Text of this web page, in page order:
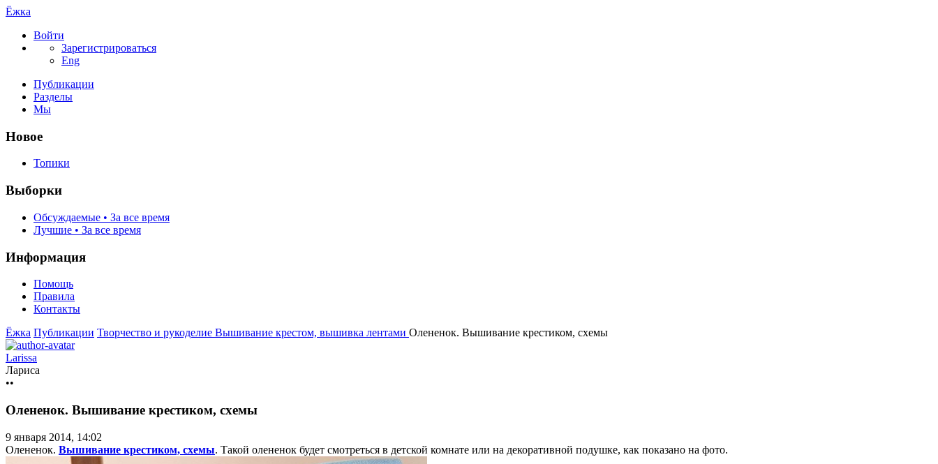
Ёжка
Войти
Зарегистрироваться
Eng
Публикации
Разделы
Мы
Новое
Топики
Выборки
Обсуждаемые • За все время
Лучшие • За все время
Информация
Помощь
Правила
Контакты
Ёжка Публикации Творчество и рукоделие Вышивание крестом, вышивка лентами Олененок. Вышивание крестиком, схемы
Larissa
Лариса
••
Олененок. Вышивание крестиком, схемы
9 января 2014, 14:02
Олененок. Вышивание крестиком, схемы. Такой олененок будет смотреться в детской комнате или на декоративной подушке, как показано на фото.